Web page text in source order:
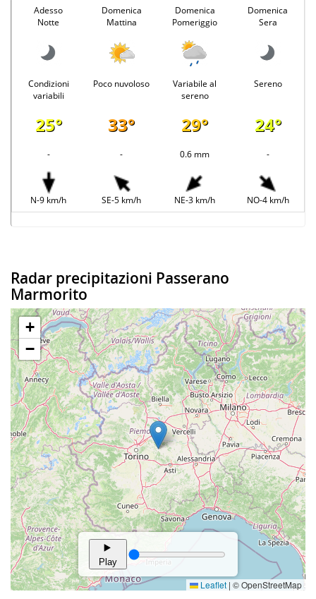
Adesso
Notte
Domenica
Mattina
Domenica
Pomeriggio
Domenica
Sera
Condizioni
variabili
Poco nuvoloso
Variabile al
sereno
Sereno
25° 33° 29° 24°
- - 0.6 mm -
N-9 km/h SE-5 km/h NE-3 km/h NO-4 km/h
Radar precipitazioni Passerano
Marmorito